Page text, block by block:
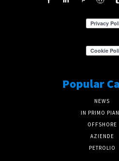
Popular
NEWS
IN PRIMO
OFFSHORE
AZIENDE
PETROLIO